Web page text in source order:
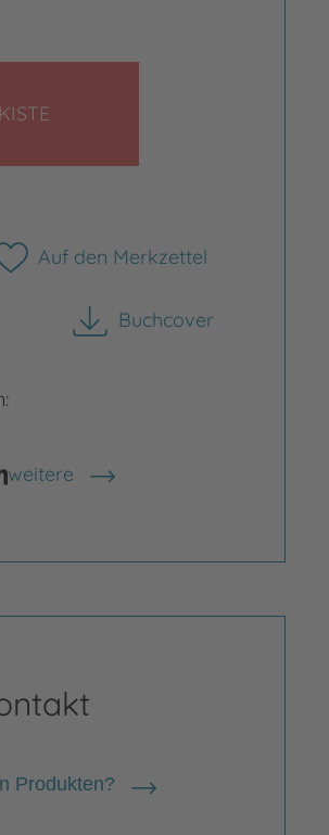
Auf den Merkzettel
Buchcover
herunterladen
weitere
Shops anzeigen
Produkten?